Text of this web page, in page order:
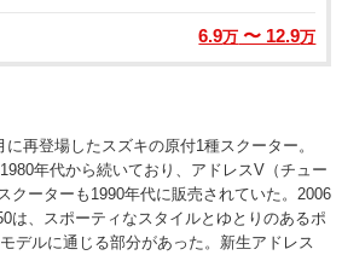
6.9万 〜 12.9万
再登場したスズキの原付1種スクーター。
年代から続いており、アドレスV（チュー
クーターも1990年代に販売されていた。2006
は、スポーティなスタイルとゆとりのあるポ
デルに通じる部分があった。新生アドレス